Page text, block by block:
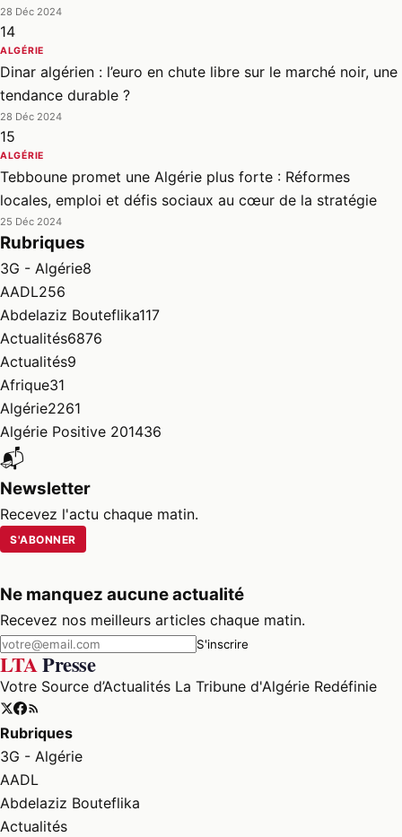
28 Déc 2024
14
ALGÉRIE
Dinar algérien : l’euro en chute libre sur le marché noir, une
tendance durable ?
28 Déc 2024
15
ALGÉRIE
Tebboune promet une Algérie plus forte : Réformes
locales, emploi et défis sociaux au cœur de la stratégie
25 Déc 2024
Rubriques
3G - Algérie8
AADL256
Abdelaziz Bouteflika117
Actualités6876
Actualités9
Afrique31
Algérie2261
Algérie Positive 201436
📬
Newsletter
Recevez l'actu chaque matin.
S'ABONNER
Ne manquez aucune actualité
Recevez nos meilleurs articles chaque matin.
S'inscrire
LTAPresse
Votre Source d’Actualités La Tribune d'Algérie Redéfinie
Rubriques
3G - Algérie
AADL
Abdelaziz Bouteflika
Actualités